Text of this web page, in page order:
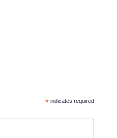
*indicates required